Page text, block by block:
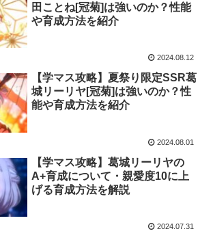
田ことね[冠菊]は強いのか？性能
や育成方法を紹介
2024.08.12
【学マス攻略】夏祭り限定SSR葛
城リーリヤ[冠菊]は強いのか？性
能や育成方法を紹介
2024.08.01
【学マス攻略】葛城リーリヤの
A+育成について・親愛度10に上
げる育成方法を解説
2024.07.31